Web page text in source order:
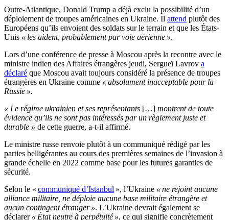
Outre-Atlantique, Donald Trump a déjà exclu la possibilité d’un
déploiement de troupes américaines en Ukraine. Il attend plutôt des
Européens qu’ils envoient des soldats sur le terrain et que les États-
Unis « les aident, probablement par voie aérienne ».
Lors d’une conférence de presse à Moscou après la recontre avec le
ministre indien des Affaires étrangères jeudi, Sergueï Lavrov a
déclaré que Moscou avait toujours considéré la présence de troupes
étrangères en Ukraine comme « absolument inacceptable pour la
Russie ».
« Le régime ukrainien et ses représentants […] montrent de toute
évidence qu’ils ne sont pas intéressés par un règlement juste et
durable » de cette guerre, a-t-il affirmé.
Le ministre russe renvoie plutôt à un communiqué rédigé par les
parties belligérantes au cours des premières semaines de l’invasion à
grande échelle en 2022 comme base pour les futures garanties de
sécurité.
Selon le « communiqué d’Istanbul », l’Ukraine « ne rejoint aucune
alliance militaire, ne déploie aucune base militaire étrangère et
aucun contingent étranger ». L’Ukraine devrait également se
déclarer« État neutre à perpétuité », ce qui signifie concrètement